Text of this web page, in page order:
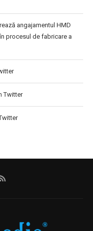
angajamentul HMD
procesul de fabricare a
Twitter